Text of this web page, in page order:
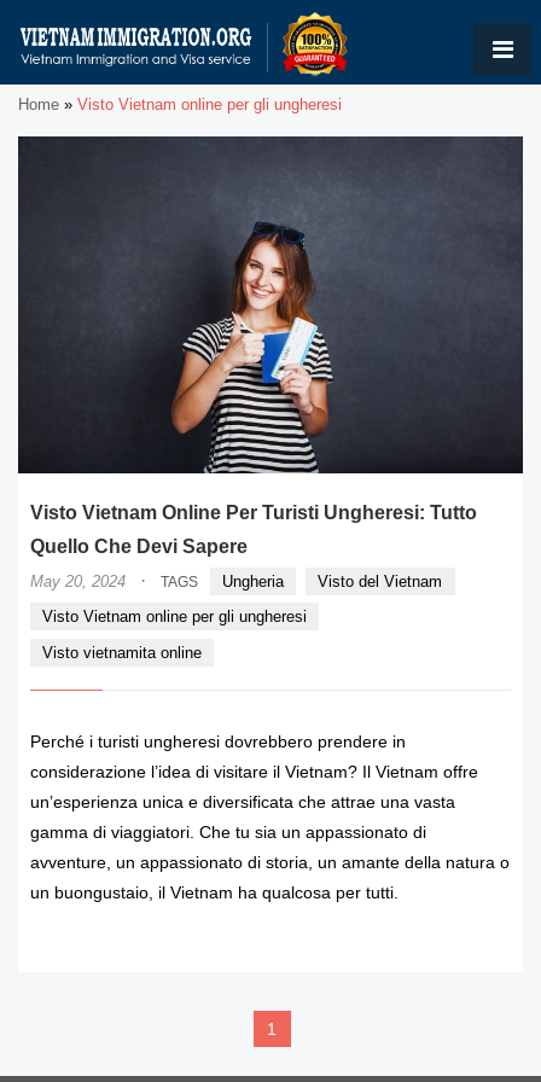
Home » Visto Vietnam online per gli ungheresi
Visto Vietnam Online Per Turisti Ungheresi: Tutto
Quello Che Devi Sapere
May 20, 2024 · TAGS Ungheria
Visto del Vietnam
Visto Vietnam online per gli ungheresi
Visto vietnamita online
Perché i turisti ungheresi dovrebbero prendere in
considerazione l’idea di visitare il Vietnam? Il Vietnam offre
un’esperienza unica e diversificata che attrae una vasta
gamma di viaggiatori. Che tu sia un appassionato di
avventure, un appassionato di storia, un amante della natura o
un buongustaio, il Vietnam ha qualcosa per tutti.
1